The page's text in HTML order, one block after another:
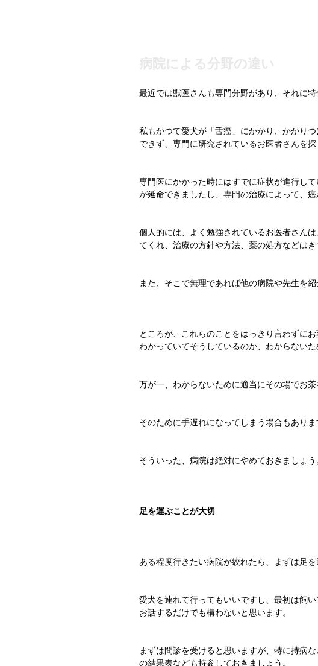
最近では獣医さんも専門分野があり、それに
私もかつて愛犬が「舌癌」にかかり、かかり
できず、専門に研究されているお医者さんを
専門医にかかった時にはすでに症状が進行し
が延命できましたし、専門の治療によって、
個人的には、よく勉強されているお医者さん
てくれ、治療の方針や方法、薬の処方などは
また、そこで無理であれば他の病院や先生を
ところが、これらのことをはっきり言わずに
わかっていてそうしているのか、わからない
万が一、わからないために適当にその場でお
そのために手遅れになってしまう場合もありま
そういった、病院は絶対にやめておきましょう
足を運ぶことが大切
ある程度行きたい病院が絞れたら、まずは足を
愛犬を連れて行ってもいいですし、最初は飼
お話するだけでも構わないと思います。
まずは問診を受けると思いますが、特に持病
の結果表なども持参しておきましょう。